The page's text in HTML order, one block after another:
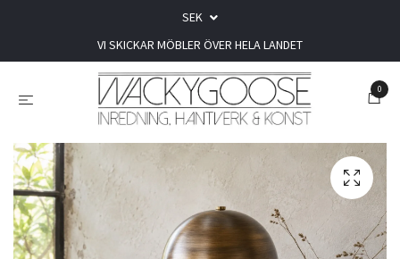
SEK
VI SKICKAR MÖBLER ÖVER HELA LANDET
0